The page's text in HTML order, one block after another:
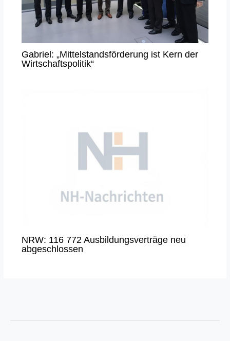
Gabriel: „Mittelstandsförderung ist Kern der
Wirtschaftspolitik“
NRW: 116 772 Ausbildungsverträge neu
abgeschlossen